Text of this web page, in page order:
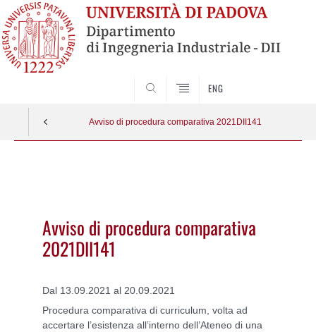
ENG
Avviso di procedura comparativa 2021DII141
Avviso di procedura comparativa
2021DII141
Dal 13.09.2021 al 20.09.2021
Procedura comparativa di curriculum, volta ad
accertare l’esistenza all’interno dell’Ateneo di una